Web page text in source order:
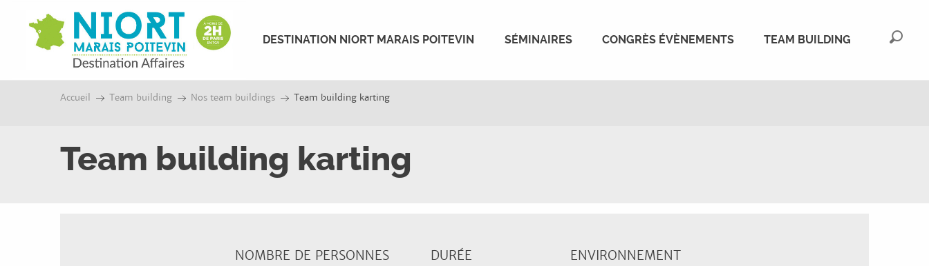
contenu
DESTINATION NIORT MARAIS POITEVIN SÉMINAIRES CONGRÈS ÉVÈNEMENTS TEAM BUILDING
Accueil Team building Nos team buildings Team building karting
Team building karting
NOMBRE DE PERSONNES DURÉE ENVIRONNEMENT